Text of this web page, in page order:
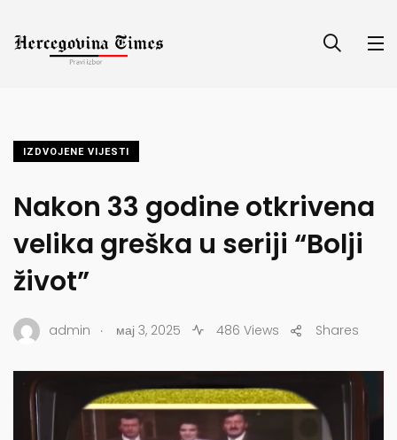
IZDVOJENE VIJESTI
Nakon 33 godine otkrivena
velika greška u seriji “Bolji
život”
admin . мај 3, 2025 486 Views Shares